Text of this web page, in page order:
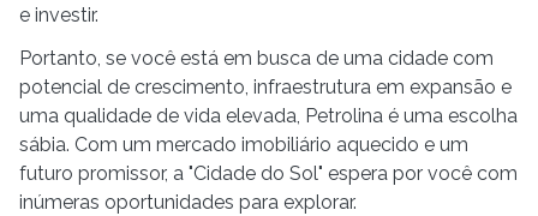
e investir.
Portanto, se você está em busca de uma cidade com
potencial de crescimento, infraestrutura em expansão e
uma qualidade de vida elevada, Petrolina é uma escolha
sábia. Com um mercado imobiliário aquecido e um
futuro promissor, a "Cidade do Sol" espera por você com
inúmeras oportunidades para explorar.